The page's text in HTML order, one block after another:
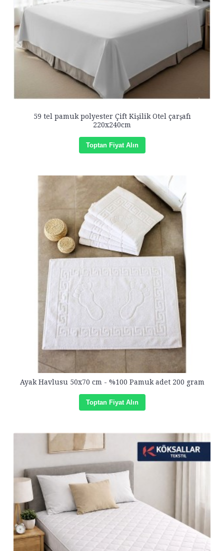
59 tel pamuk polyester Çift Kişilik Otel çarşafı
220x240cm
Toptan Fiyat Alın
Ayak Havlusu 50x70 cm - %100 Pamuk adet 200 gram
Toptan Fiyat Alın